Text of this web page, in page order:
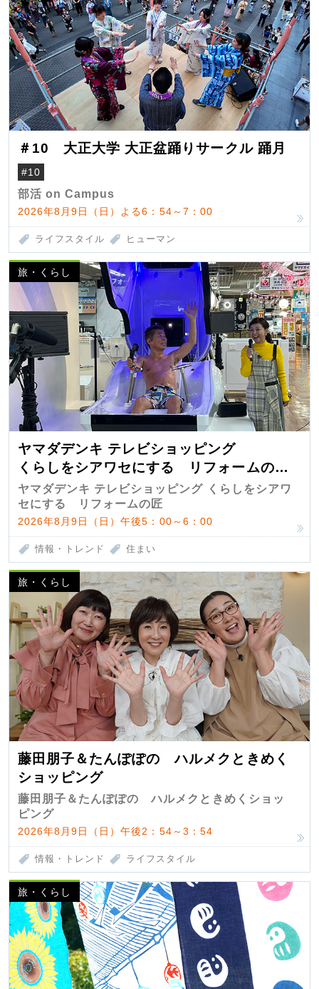
＃10 大正大学 大正盆踊りサークル 踊月
#10
部活 on Campus
2026年8月9日（日）よる6：54～7：00
ライフスタイル ヒューマン
旅・くらし
ヤマダデンキ テレビショッピング
くらしをシアワセにする リフォームの
匠 第7弾
ヤマダデンキ テレビショッピング くらしをシアワ
セにする リフォームの匠
2026年8月9日（日）午後5：00～6：00
情報・トレンド 住まい
旅・くらし
藤田朋子＆たんぽぽの ハルメクときめく
ショッピング
藤田朋子＆たんぽぽの ハルメクときめくショッ
ピング
2026年8月9日（日）午後2：54～3：54
情報・トレンド ライフスタイル
旅・くらし